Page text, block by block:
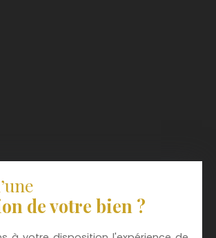
de votre bien ?